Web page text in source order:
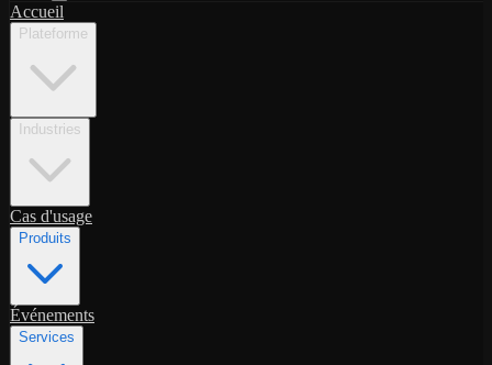
Accueil
Plateforme
Industries
Cas d'usage
Produits
Événements
Services